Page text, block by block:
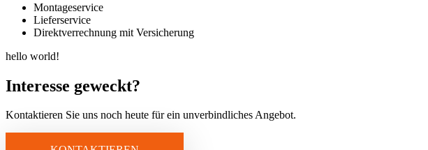
Montageservice
Lieferservice
Direktverrechnung mit Versicherung
hello world!
Interesse geweckt?
Kontaktieren Sie uns noch heute für ein unverbindliches Angebot.